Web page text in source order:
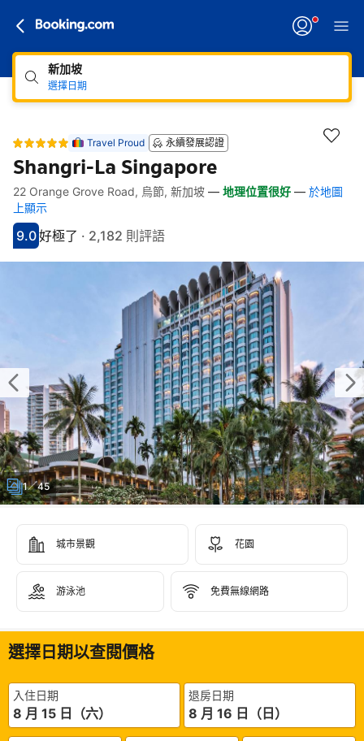
新加坡
選擇日期
Travel Proud 永續發展認證
Shangri-La Singapore
快速連結
跳至住宿介紹
跳至熱門設施
跳至客房類型
跳至訂房政策
22 Orange Grove Road, 烏節, 新加坡 — 地理位置很好 — 於地圖
上顯示
分數9分
9.0
評比好極了
好極了 · 2,182 則評語
1／45
城市景觀 花園
游泳池 免費無線網路
選擇日期以查閱價格
入住日期
8 月 15 日（六）
退房日期
8 月 16 日（日）